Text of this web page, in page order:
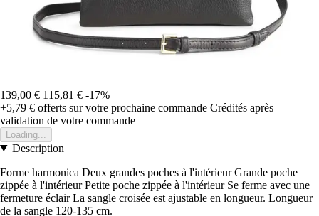
139,00 € 115,81 € -17%
+5,79 € offerts sur votre prochaine commande Crédités après
validation de votre commande
Loading...
Description
Forme harmonica Deux grandes poches à l'intérieur Grande poche
zippée à l'intérieur Petite poche zippée à l'intérieur Se ferme avec une
fermeture éclair La sangle croisée est ajustable en longueur. Longueur
de la sangle 120-135 cm.